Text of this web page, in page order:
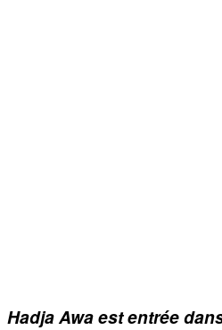
Hadja Awa est entrée